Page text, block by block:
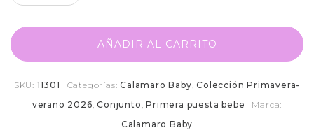
AÑADIR AL CARRITO
SKU: 11301 Categorías:Calamaro Baby ,Colección Primavera-
verano 2026 ,Conjunto ,Primera puesta bebe
Marca:
Calamaro Baby